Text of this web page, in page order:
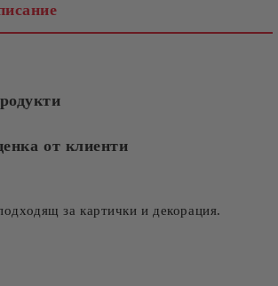
от клиенти
за картички и декорация.